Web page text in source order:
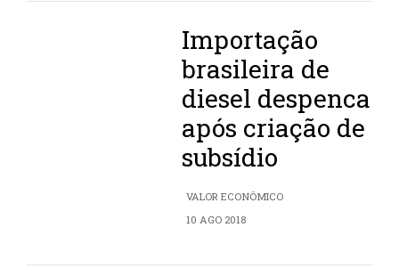
Importação
brasileira de
diesel despenca
após criação de
subsídio
VALOR ECONÔMICO
10 AGO 2018